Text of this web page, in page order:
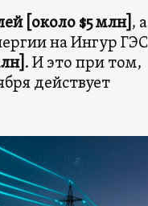
[около $5 млн] , а
на Ингур ГЭС
. И это при том,
действует